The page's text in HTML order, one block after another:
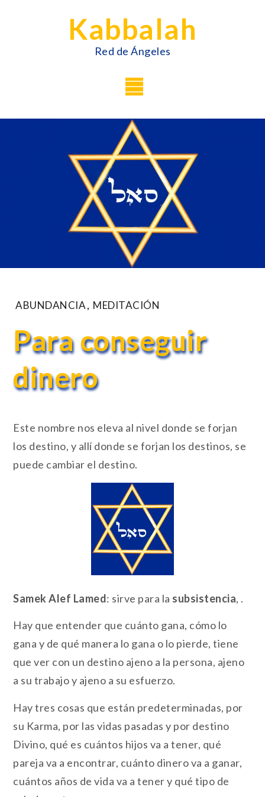
Kabbalah
Red de Ángeles
Menu
ABUNDANCIA, MEDITACIÓN
Para conseguir
dinero
Este nombre nos eleva al nivel donde se forjan
los destino, y allí donde se forjan los destinos, se
puede cambiar el destino.
Samek Alef Lamed: sirve para la subsistencia, .
Hay que entender que cuánto gana, cómo lo
gana y de qué manera lo gana o lo pierde, tiene
que ver con un destino ajeno a la persona, ajeno
a su trabajo y ajeno a su esfuerzo.
Hay tres cosas que están predeterminadas, por
su Karma, por las vidas pasadas y por destino
Divino, qué es cuántos hijos va a tener, qué
pareja va a encontrar, cuánto dinero va a ganar,
cuántos años de vida va a tener y qué tipo de